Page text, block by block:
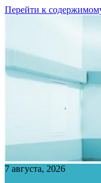
Перейти к
7 августа, 2026